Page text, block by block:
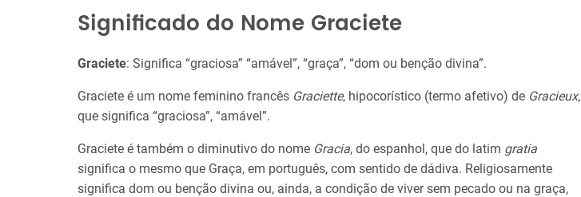
Significado do Nome Graciete
Graciete: Significa “graciosa” “amável”, “graça”, “dom ou benção divina”.
Graciete é um nome feminino francês Graciette, hipocorístico (termo afetivo) de Gracieux,
que significa “graciosa”, “amável”.
Graciete é também o diminutivo do nome Gracia, do espanhol, que do latim gratia
significa o mesmo que Graça, em português, com sentido de dádiva. Religiosamente
significa dom ou benção divina ou, ainda, a condição de viver sem pecado ou na graça,